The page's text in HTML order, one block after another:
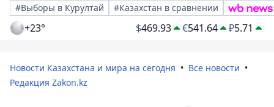
#Выборы в Курултай
#Казахстан в сравнении
+23° $469.93 €541.64 ₽5.71
Новости Казахстана и мира на сегодня
Все новости
Редакция Zakon.kz